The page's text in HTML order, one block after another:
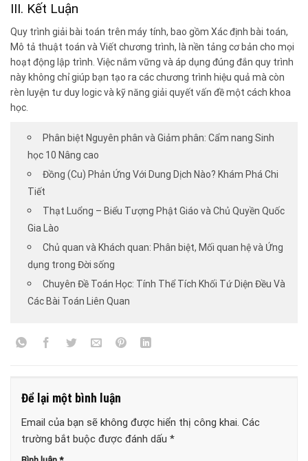
III. Kết Luận
Quy trình giải bài toán trên máy tính, bao gồm Xác định bài toán,
Mô tả thuật toán và Viết chương trình, là nền tảng cơ bản cho mọi
hoạt động lập trình. Việc nắm vững và áp dụng đúng đắn quy trình
này không chỉ giúp bạn tạo ra các chương trình hiệu quả mà còn
rèn luyện tư duy logic và kỹ năng giải quyết vấn đề một cách khoa
học.
Phân biệt Nguyên phân và Giảm phân: Cẩm nang Sinh
học 10 Nâng cao
Đồng (Cu) Phản Ứng Với Dung Dịch Nào? Khám Phá Chi
Tiết
Thạt Luổng – Biểu Tượng Phật Giáo và Chủ Quyền Quốc
Gia Lào
Chủ quan và Khách quan: Phân biệt, Mối quan hệ và Ứng
dụng trong Đời sống
Chuyên Đề Toán Học: Tính Thể Tích Khối Tứ Diện Đều Và
Các Bài Toán Liên Quan
Để lại một bình luận
Email của bạn sẽ không được hiển thị công khai. Các
trường bắt buộc được đánh dấu *